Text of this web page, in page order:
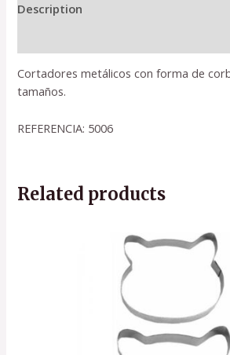
Description
Cortadores metálicos con forma de
tamaños.
REFERENCIA: 5006
Related products